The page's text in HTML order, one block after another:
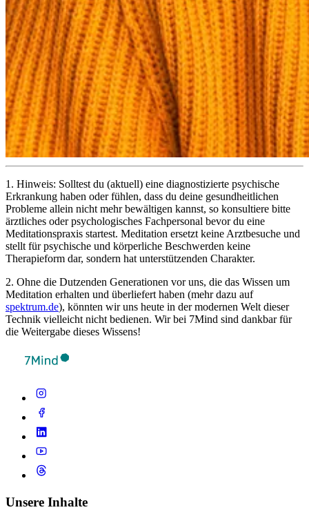
1. Hinweis: Solltest du (aktuell) eine diagnostizierte psychische
Erkrankung haben oder fühlen, dass du deine gesundheitlichen
Probleme allein nicht mehr bewältigen kannst, so konsultiere bitte
ärztliches oder psychologisches Fachpersonal bevor du eine
Meditationspraxis startest. Meditation ersetzt keine Arztbesuche und
stellt für psychische und körperliche Beschwerden keine
Therapieform dar, sondern hat unterstützenden Charakter.
2. Ohne die Dutzenden Generationen vor uns, die das Wissen um
Meditation erhalten und überliefert haben (mehr dazu auf
spektrum.de), könnten wir uns heute in der modernen Welt dieser
Technik vielleicht nicht bedienen. Wir bei 7Mind sind dankbar für
die Weitergabe dieses Wissens!
Unsere Inhalte